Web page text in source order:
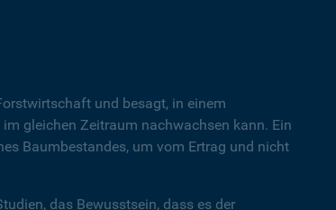
und besagt, in einem
gleichen Zeitraum nachwachsen kann. Ein
Baumbestandes, um vom Ertrag und nicht
das Bewusstsein, dass es der